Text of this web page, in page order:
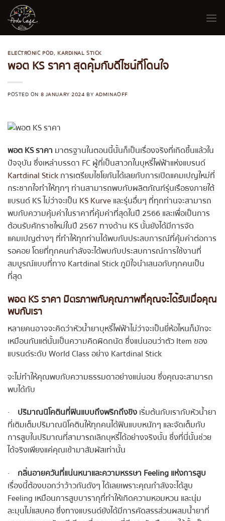
Skip
content
ELECTRONIC POD, KARDINAL STICK
พอต KS ราคา สุดคุ้มกับดีไซน์ที่โดนใจ
POSTED ON 8 JANUARY 2024 BY ADMINAOFF
พอต KS ราคา มาตรฐานในตอนนี้นั้นก็เป็นเรื่องจริงที่เกิดขึ้นแล้วใน
ปัจจุบัน ซึ่งเหล่าบรรดา FC ผู้ที่เป็นสาวกในบุหรี่ไฟฟ้าแห่งแบรนด์
Kartdinal Stickการเตรียมไชโยกันได้เลยกับการเปิดแคมเปญใหม่ที่
กระชากใจทำให้ทุกๆ ท่านสามารถพบกับผลิตภัณฑ์รุ่นเรือธงภายใต้
แบรนด์ KS ไม่ว่าจะเป็น KS Kurveและรุ่นอื่นๆ ที่ทุกท่านจะสามารถ
พบกับความคุ้มค่าในราคาที่คุ้มค่าที่สุดในปี 2566 และเพื่อเป็นการ
ต้อนรับศักราชใหม่ในปี 2567 ทางด้าน KS นั้นยังได้มีการจัด
แคมเปญต่างๆ ที่ทำให้ทุกท่านได้พบกับประสบการณ์ที่คุ้มค่าต่อการ
รอคอย โดยที่ทุกคนกำลังจะได้พบกับประสบการณ์การใช้งานที่
สมบูรณ์แบบที่ทาง Kartdinal Stick ภูมิใจนำเสนอกับทุกคนเป็น
ที่สุด
พอต KS ราคา มิตรภาพกับคุณภาพที่คุณจะได้รับเมื่อคุณ
พบกับเรา
หลายคนอาจจะคิดว่าหัวน้ำยาบุหรี่ไฟฟ้าไม่ว่าจะเป็นยี่ห้อไหนก็มักจะ
เหมือนกันแต่นั้นเป็นความคิดผิดถนัด ซึ่งแน่นอนว่าตัว Item ของ
แบรนด์ระดับ World Class อย่าง Kartdinal Stick
จะไม่ทำให้คุณพบกับความธรรมดาอย่างแน่นอน ซึ่งคุณจะสามารถ
พบได้กับ
· ปริมาณนิโคตินที่ฟินแบบถึงพริกถึงขิงเริ่มต้นกับเรากับหัวน้ำยา
ที่เติมเต็มปริมาณนิโคตินให้ทุกคนได้ฟินแบบหนักๆ และจัดเต็มกับ
การสูบในปริมาณที่สามารถเลิกบุหรี่ได้อย่างจริงนั้น ซึ่งที่นี่นั้นช่วย
ได้จริงเพียงแค่คุณเข้ามาสัมผัสเท่านั้น
· กลิ่นอายควันที่แน่นหนาและความหรรษา Feeling แห่งการสูบ
เรื่องนี้ต้องบอกว่าว้าวกันดังๆ ได้เลยเพราะคุณกำลังจะได้สูบ
Feeling เหมือนการสูบบารากุที่ทำให้เกิดความหอมหวน และนุ่ม
ละมุนไม่แสบคอ ซึ่งทางแบรนด์ยังได้มีการคัดสรรส่วนผสมน้ำยาที่